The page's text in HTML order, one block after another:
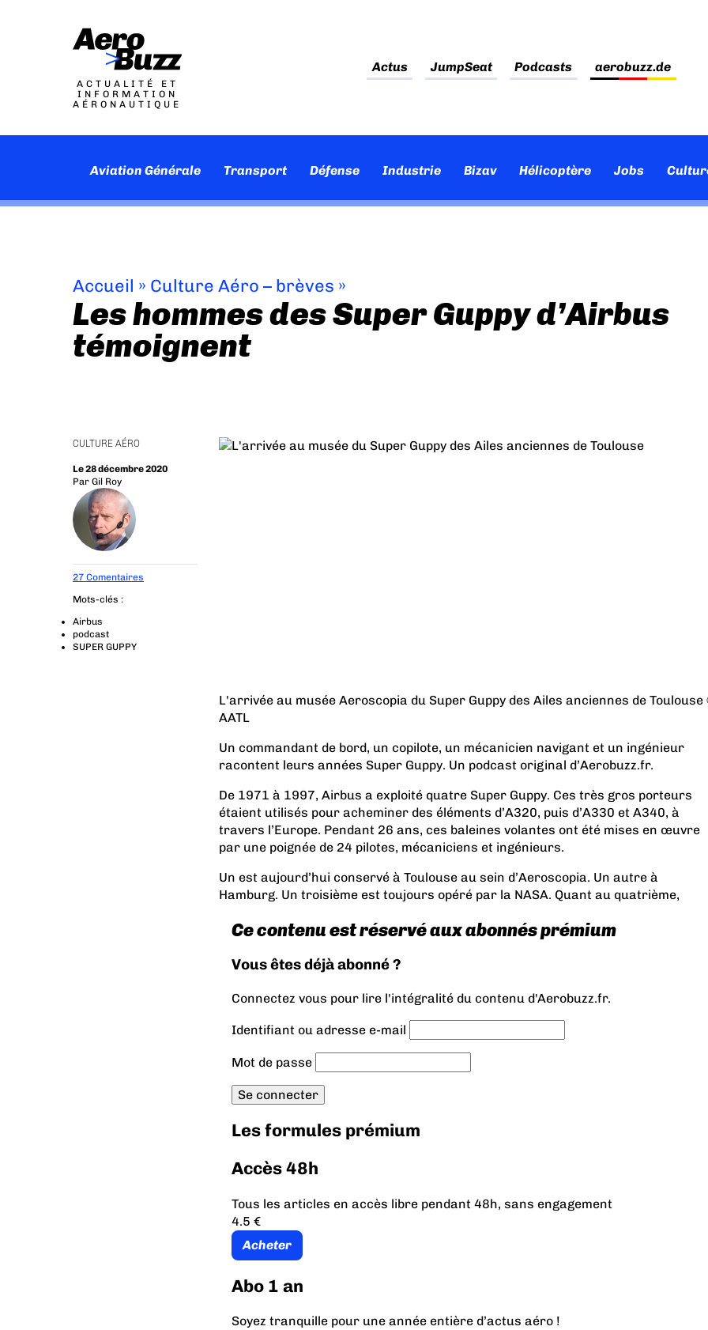
ACTUALITÉ ET
INFORMATION
AÉRONAUTIQUE
Actus JumpSeat Podcasts aerobuzz.de
Aviation Générale Transport Défense Industrie Bizav Hélicoptère Jobs
Accueil » Culture Aéro – brèves »
Les hommes des Super Guppy d’Airbus
témoignent
CULTURE AÉRO
Le 28 décembre 2020
Par Gil Roy
27 Comentaires
Mots-clés :
Airbus
podcast
SUPER GUPPY
L'arrivée au musée Aeroscopia du Super Guppy des Ailes anciennes de Toulouse
AATL
Un commandant de bord, un copilote, un mécanicien navigant et un ingénieur
racontent leurs années Super Guppy. Un podcast original d’Aerobuzz.fr.
De 1971 à 1997, Airbus a exploité quatre Super Guppy. Ces très gros porteurs
étaient utilisés pour acheminer des éléments d’A320, puis d’A330 et A340, à
travers l’Europe. Pendant 26 ans, ces baleines volantes ont été mises en œuvre
par une poignée de 24 pilotes, mécaniciens et ingénieurs.
Un est aujourd’hui conservé à Toulouse au sein d’Aeroscopia. Un autre à
Hamburg. Un troisième est toujours opéré par la NASA. Quant au quatrième,
Ce contenu est réservé aux abonnés prémium
Vous êtes déjà abonné ?
Connectez vous pour lire l'intégralité du contenu d'Aerobuzz.fr.
Identifiant ou adresse e-mail
Mot de passe
Les formules prémium
Accès 48h
Tous les articles en accès libre pendant 48h, sans engagement
4.5 €
Acheter
Abo 1 an
Soyez tranquille pour une année entière d’actus aéro !